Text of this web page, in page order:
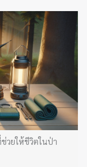
วยให้ชีวิตในป่า